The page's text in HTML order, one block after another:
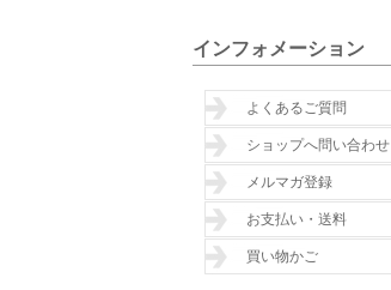
インフォメーション
よくあるご質問
ショップへ問い合わせ
メルマガ登録
お支払い・送料
買い物かご